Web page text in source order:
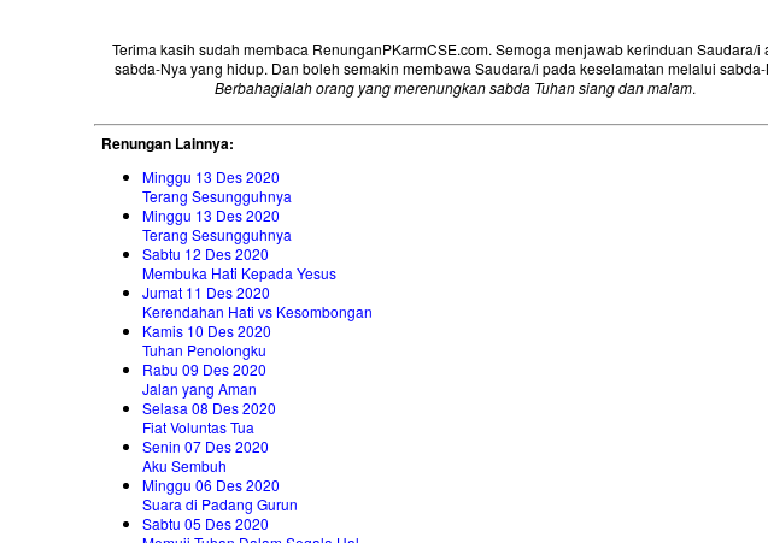
Terima kasih sudah membaca RenunganPKarmCSE.com. Semoga menjawab kerinduan Saudara/i
sabda-Nya yang hidup. Dan boleh semakin membawa Saudara/i pada keselamatan melalui sabda-
Berbahagialah orang yang merenungkan sabda Tuhan siang dan malam.
Renungan Lainnya:
Minggu 13 Des 2020
Terang Sesungguhnya
Minggu 13 Des 2020
Terang Sesungguhnya
Sabtu 12 Des 2020
Membuka Hati Kepada Yesus
Jumat 11 Des 2020
Kerendahan Hati vs Kesombongan
Kamis 10 Des 2020
Tuhan Penolongku
Rabu 09 Des 2020
Jalan yang Aman
Selasa 08 Des 2020
Fiat Voluntas Tua
Senin 07 Des 2020
Aku Sembuh
Minggu 06 Des 2020
Suara di Padang Gurun
Sabtu 05 Des 2020